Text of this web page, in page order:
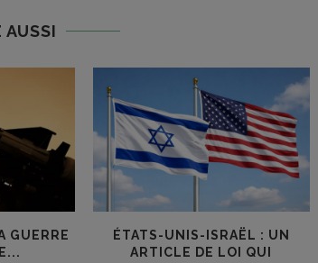
AUSSI
GUERRE
ÉTATS-UNIS-ISRAËL : UN
ARTICLE DE LOI QUI